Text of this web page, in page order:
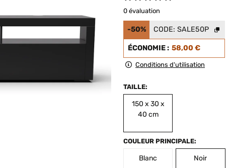
0 évaluation
-50% CODE: SALE50P
ÉCONOMIE : 58,00 €
Conditions d'utilisation
TAILLE:
150 x 30 x
40 cm
COULEUR PRINCIPALE:
Blanc Noir